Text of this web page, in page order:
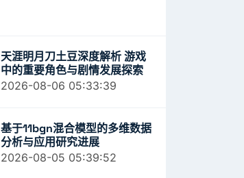
天涯明月刀土豆深度解析 游戏
中的重要角色与剧情发展探索
2026-08-06 05:33:39
基于11bgn混合模型的多维数据
分析与应用研究进展
2026-08-05 05:39:52